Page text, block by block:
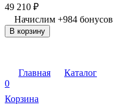
49 210 ₽
Начислим +984 бонусов
В корзину
Главная
Каталог
0
Корзина